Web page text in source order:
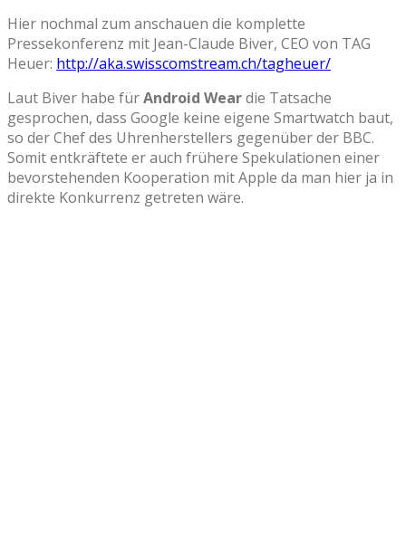
Hier nochmal zum anschauen die komplette
Pressekonferenz mit Jean-Claude Biver, CEO von TAG
Heuer: http://aka.swisscomstream.ch/tagheuer/
Laut Biver habe fürAndroid Weardie Tatsache
gesprochen, dass Google keine eigene Smartwatch baut,
so der Chef des Uhrenherstellers gegenüber der BBC.
Somit entkräftete er auch frühere Spekulationen einer
bevorstehenden Kooperation mit Apple da man hier ja in
direkte Konkurrenz getreten wäre.